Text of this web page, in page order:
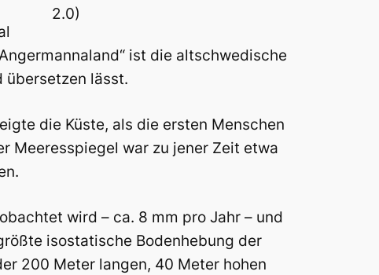
2.0)
ist die altschwedische
übersetzen lässt.
die Küste, als die ersten Menschen
Meeresspiegel war zu jener Zeit etwa
wird – ca. 8 mm pro Jahr – und
isostatische Bodenhebung der
200 Meter langen, 40 Meter hohen